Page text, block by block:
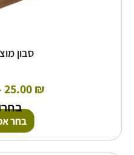
סבון
25.00₪
בחר